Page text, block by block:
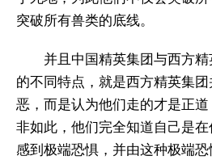
突破所有兽类的底线。
并且中国精英集团与西方
的不同特点，就是西方精英集
恶，而是认为他们走的才是正
非如此，他们完全知道自己是
感到极端恐惧，并由这种极端